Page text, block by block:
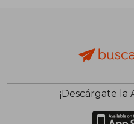
¡Descárgate la